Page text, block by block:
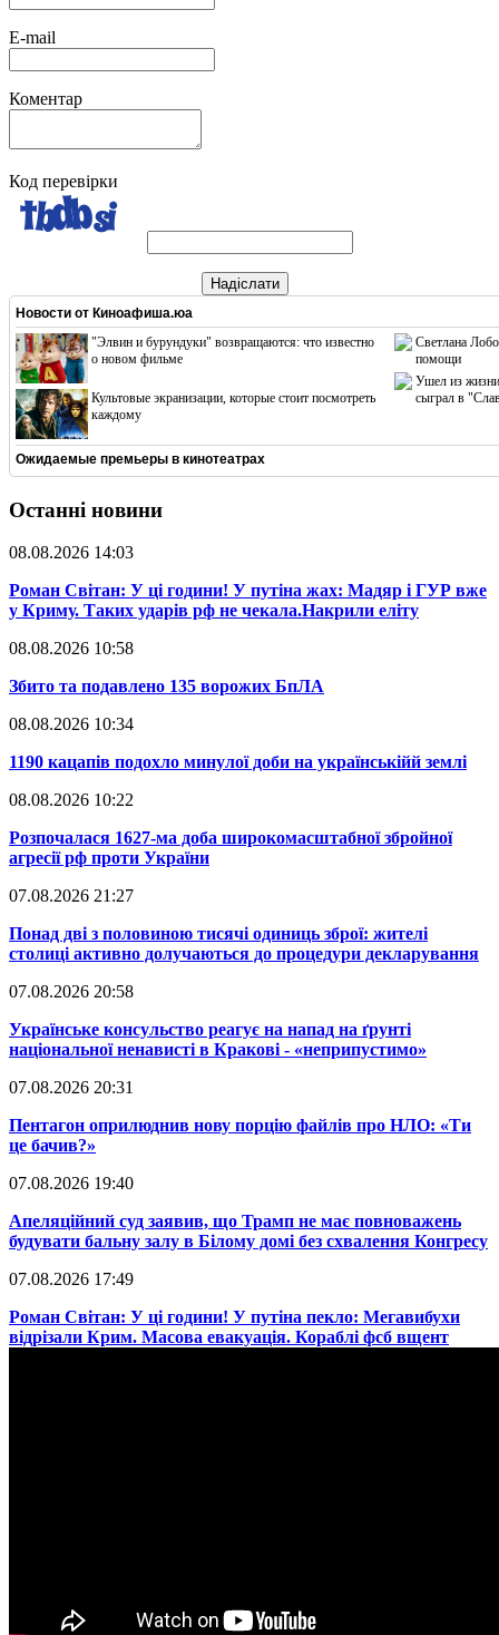
E-mail
Коментар
Код перевірки
Надіслати
Новости от Киноафиша.юа
"Элвин и бурундуки" возвращаются: что известно
о новом фильме
Культовые экранизации, которые стоит посмотреть
каждому
Светлана
помощи
Ушел из жизни
сыграл в
Ожидаемые премьеры в кинотеатрах
Останні новини
08.08.2026 14:03
​Роман Світан: У ці години! У путіна жах: Мадяр і ГУР вже
у Криму. Таких ударів рф не чекала.Накрили еліту
08.08.2026 10:58
​Збито та подавлено 135 ворожих БпЛА
08.08.2026 10:34
​1190 кацапів подохло минулої доби на українськійй землі
08.08.2026 10:22
​Розпочалася 1627-ма доба широкомасштабної збройної
агресії рф проти України
07.08.2026 21:27
​Понад дві з половиною тисячі одиниць зброї: жителі
столиці активно долучаються до процедури декларування
07.08.2026 20:58
​Українське консульство реагує на напад на ґрунті
національної ненависті в Кракові - «неприпустимо»
07.08.2026 20:31
​Пентагон оприлюднив нову порцію файлів про НЛО: «Ти
це бачив?»
07.08.2026 19:40
​Апеляційний суд заявив, що Трамп не має повноважень
будувати бальну залу в Білому домі без схвалення Конгресу
07.08.2026 17:49
​Роман Світан: У ці години! У путіна пекло: Мегавибухи
відрізали Крим. Масова евакуація. Кораблі фсб вщент